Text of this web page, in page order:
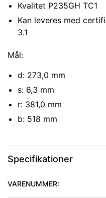
Kvalitet P235GH TC1
Kan leveres med
3.1
Mål:
d: 273,0 mm
s: 6,3 mm
r: 381,0 mm
b: 518 mm
Specifikationer
VARENUMMER: